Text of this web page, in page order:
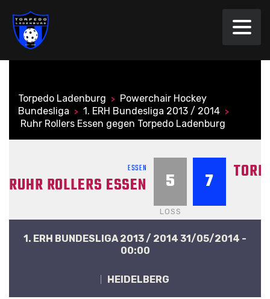
Torpedo Ladenburg > Powerchair Hockey
Bundesliga
> 1. ERH Bundesliga 2013 / 2014 >
Ruhr Rollers Essen gegen Torpedo Ladenburg
ESSEN
RUHR ROLLERS ESSEN 5
LOSS
7
1. ERH BUNDESLIGA 2013 / 2014 31/05/2014 -
00:00
HEIDELBERG